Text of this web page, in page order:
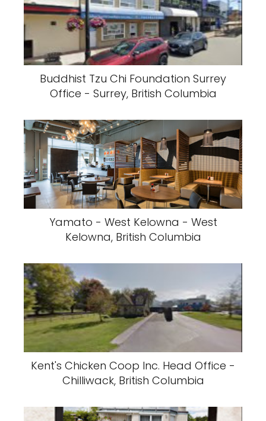
Buddhist Tzu Chi Foundation Surrey
Office - Surrey, British Columbia
Yamato - West Kelowna - West
Kelowna, British Columbia
Kent's Chicken Coop Inc. Head Office -
Chilliwack, British Columbia